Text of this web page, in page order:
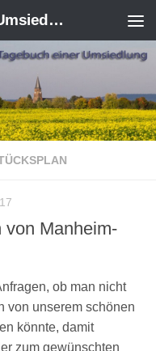
Dickbusch - Tagebuch der Umsiedlung von Kerpen-Manheim
von Manheim-
ob man nicht
von unserem schönen
könnte, damit
zum gewünschten